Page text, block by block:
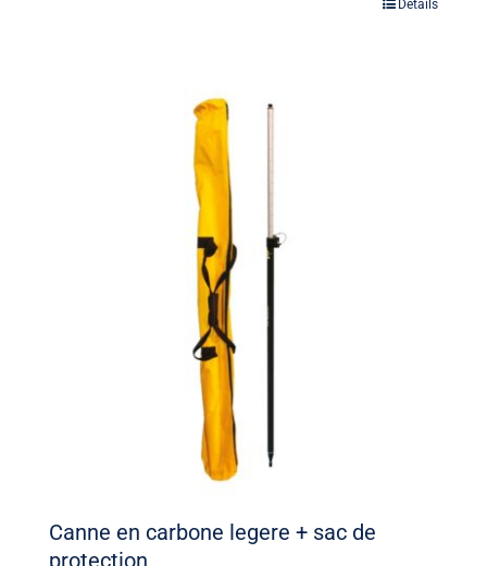
Détails
Canne en carbone legere + sac de
protection